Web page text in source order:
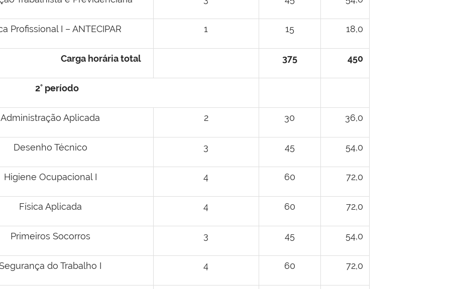
Profissional I – ANTECIPAR 1 15 18,0
Carga horária total 375 450
2° período
Administração Aplicada 2 30 36,0
Desenho Técnico 3 45 54,0
Higiene Ocupacional I 4 60 72,0
Física Aplicada 4 60 72,0
Primeiros Socorros 3 45 54,0
do Trabalho I 4 60 72,0